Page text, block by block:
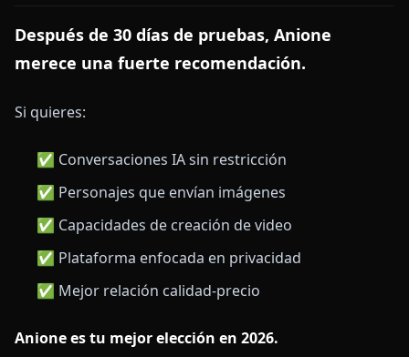
Después de 30 días de pruebas, Anione
merece una fuerte recomendación.
Si quieres:
✅ Conversaciones IA sin restricción
✅ Personajes que envían imágenes
✅ Capacidades de creación de video
✅ Plataforma enfocada en privacidad
✅ Mejor relación calidad-precio
Anione es tu mejor elección en 2026.